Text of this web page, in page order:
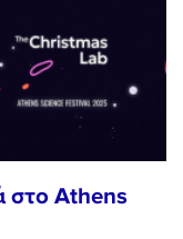
στο Athens